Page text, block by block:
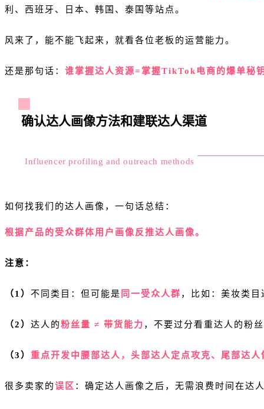
利、西班牙、日本、韩国、泰国等站点。
风来了，能不能飞起来，就看各位老板的运营能力。
还是那句话： 谁掌握达人资源=掌握TikTok电商的爆单秘
确认达人画像方法和建联达人渠道
Influencer profiling and outreach methods
如何找我们的达人画像，一句话总结：
根据产品的受众群体用户画像反推达人画像。
注意：
（1） 不同类目：但可能是 同一受众人群 ，比如：美妆类
（2） 达人的粉丝量 ≠ 带货能力 ，不要过分看重达人的粉
（3） 重点开发中腰部达人，头部达人定点攻克、尾部达人
很多卖家的误区 ：确定达人画像之后，无需浪费时间在达